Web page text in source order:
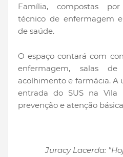
Família, compostas
técnico de enfermagem
de saúde.
O espaço contará com
enfermagem, salas de
acolhimento e farmácia. A
entrada do SUS na Vila
prevenção e atenção
Juracy Lacerda: